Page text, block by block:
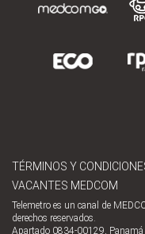
TÉRMINOS Y
VACANTES MEDCOM
Telemetro es un canal de
derechos reservados.
Apartado 0834-00129, Panamá